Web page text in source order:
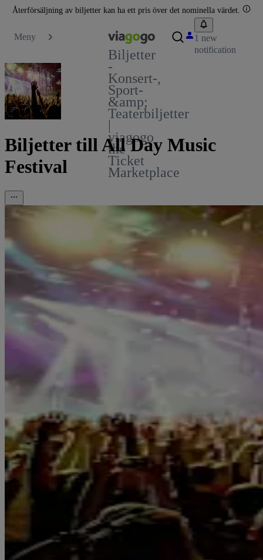
Återförsäljning av biljetter kan ha ett pris över det nominella värdet.
Meny
Biljetter
-
Konsert-,
Sport-
&amp;
Teaterbiljetter
|
viagogo
the
Ticket
Marketplace
1 new
notification
Biljetter till All Day Music
Festival